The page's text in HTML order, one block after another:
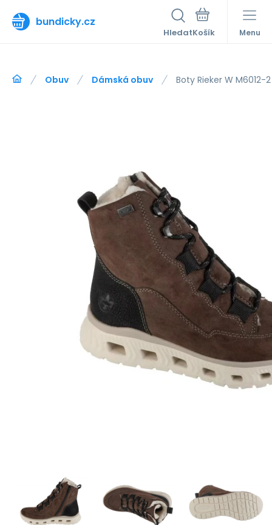
bundicky.cz
Hledat Menu
Obuv Dámská obuv Boty Rieker W M6012-2